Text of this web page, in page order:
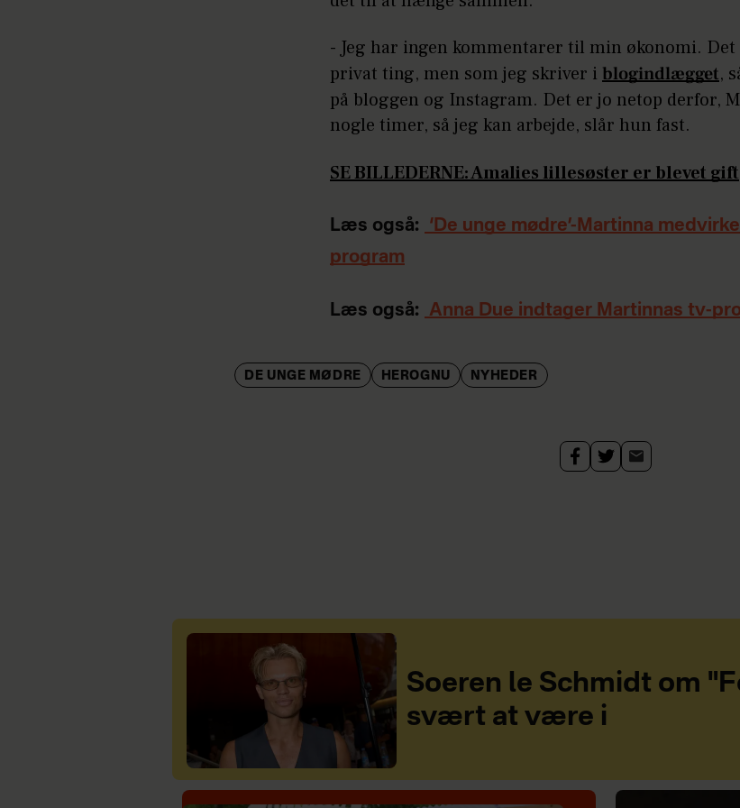
- Jeg har ingen kommentarer til min økonomi.
privat ting, men som jeg skriver i blogindlægget,
på bloggen og Instagram. Det er jo netop derfor,
nogle timer, så jeg kan arbejde, slår hun fast.
SE BILLEDERNE: Amalies lillesøster er blevet gift
Læs også:
‘De unge mødre’-Martinna
program
Læs også: Anna Due indtager Martinnas tv-
DE UNGE MØDRE HEROGNU NYHEDER
Soeren le Schmidt om
svært at være i